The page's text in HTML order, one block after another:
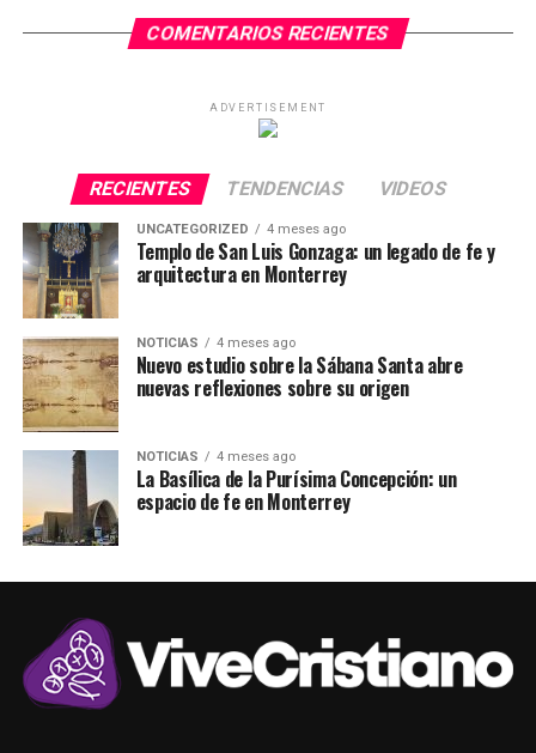
COMENTARIOS RECIENTES
ADVERTISEMENT
RECIENTES TENDENCIAS VIDEOS
UNCATEGORIZED 4 meses ago
Templo de San Luis Gonzaga: un legado de fe y
arquitectura en Monterrey
NOTICIAS 4 meses ago
Nuevo estudio sobre la Sábana Santa abre
nuevas reflexiones sobre su origen
NOTICIAS 4 meses ago
La Basílica de la Purísima Concepción: un
espacio de fe en Monterrey